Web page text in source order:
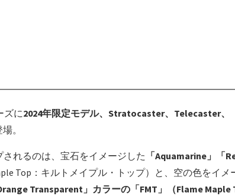
ズに2024年限定モデル、Stratocaster、Telecaster、
。
れるのは、宝石をイメージした 「Aquamarine」「
Top：キルトメイプル・トップ）と、空の色をイメ
Transparent」カラーの「FMT」（Flame Maple